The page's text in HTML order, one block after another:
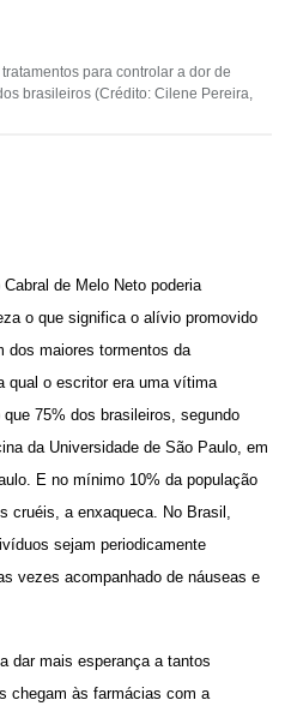
para controlar a dor de
brasileiros (Crédito: Cilene Pereira,
de Melo Neto poderia
o que significa o alívio promovido
dos maiores tormentos da
qual o escritor era uma vítima
75% dos brasileiros, segundo
da Universidade de São Paulo, em
E no mínimo 10% da população
cruéis, a enxaqueca. No Brasil,
sejam periodicamente
vezes acompanhado de náuseas e
dar mais esperança a tantos
chegam às farmácias com a